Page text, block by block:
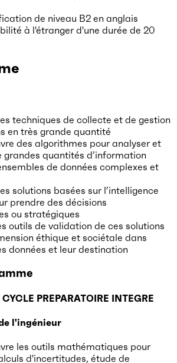
de niveau B2 en anglais
à l'étranger d'une durée de 20
techniques de collecte et de gestion
en très grande quantité
des algorithmes pour analyser et
grandes quantités d’information
de données complexes et
solutions basées sur l’intelligence
prendre des décisions
ou stratégiques
outils de validation de ces solutions
éthique et sociétale dans
données et leur destination
PREPARATOIRE INTEGRE
l'ingénieur
les outils mathématiques pour
d'incertitudes, étude de